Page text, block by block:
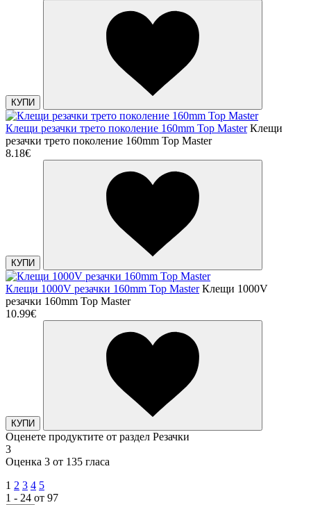
КУПИ
Клещи резачки трето поколение 160mm Top Master Клещи
резачки трето поколение 160mm Top Master
8.18€
КУПИ
Клещи 1000V резачки 160mm Top Master Клещи 1000V
резачки 160mm Top Master
10.99€
КУПИ
Оценете продуктите от раздел Резачки
3
Оценка 3 от 135 гласа
1 2 3 4 5
1 - 24 от 97